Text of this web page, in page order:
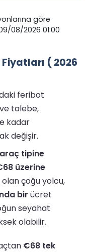
göre
08/2026 01:00
( 2026
feribot
talebe,
kadar
değişir.
tipine
üzerine
olan çoğu yolcu,
bir ücret
seyahat
olabilir.
€68 tek